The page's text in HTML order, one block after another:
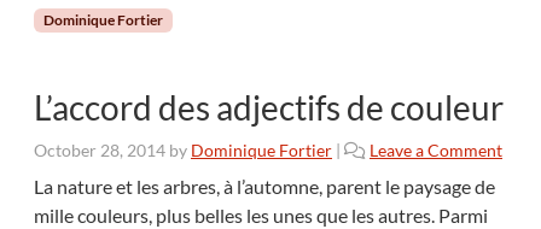
Dominique Fortier
L’accord des adjectifs de couleur
October 28, 2014 by Dominique Fortier | Leave a Comment
La nature et les arbres, à l’automne, parent le paysage de
mille couleurs, plus belles les unes que les autres. Parmi